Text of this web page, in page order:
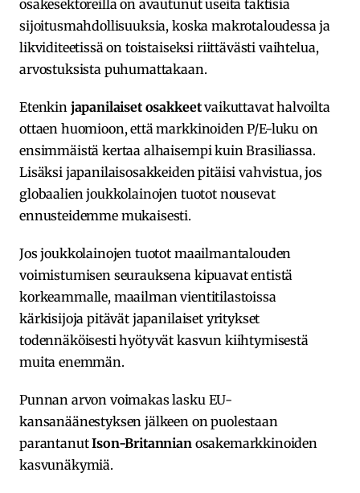
osakesektoreilla on avautunut useita taktisia
sijoitusmahdollisuuksia, koska makrotaloudessa ja
likviditeetissä on toistaiseksi riittävästi vaihtelua,
arvostuksista puhumattakaan.
Etenkin japanilaiset osakkeetvaikuttavat halvoilta
ottaen huomioon, että markkinoiden P/E-luku on
ensimmäistä kertaa alhaisempi kuin Brasiliassa.
Lisäksi japanilaisosakkeiden pitäisi vahvistua, jos
globaalien joukkolainojen tuotot nousevat
ennusteidemme mukaisesti.
Jos joukkolainojen tuotot maailmantalouden
voimistumisen seurauksena kipuavat entistä
korkeammalle, maailman vientitilastoissa
kärkisijoja pitävät japanilaiset yritykset
todennäköisesti hyötyvät kasvun kiihtymisestä
muita enemmän.
Punnan arvon voimakas lasku EU-
kansanäänestyksen jälkeen on puolestaan
parantanutIson-Britannian osakemarkkinoiden
kasvunäkymiä.